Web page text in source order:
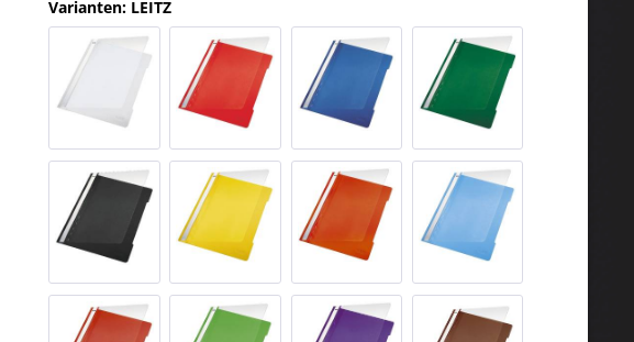
Varianten: LEITZ